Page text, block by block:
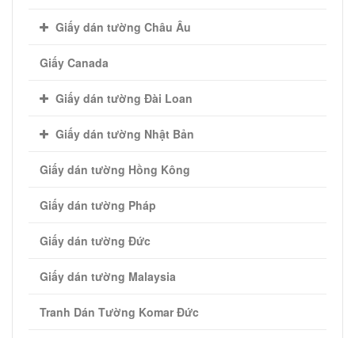
Giấy dán tường Châu Âu
Giấy Canada
Giấy dán tường Đài Loan
Giấy dán tường Nhật Bản
Giấy dán tường Hồng Kông
Giấy dán tường Pháp
Giấy dán tường Đức
Giấy dán tường Malaysia
Tranh Dán Tường Komar Đức